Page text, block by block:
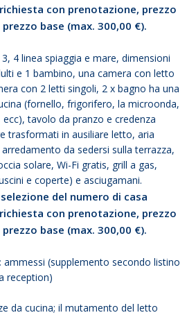
con prenotazione, prezzo
base (max. 300,00 €).
3, 4 linea spiaggia e mare, dimensioni
e 1 bambino, una camera con letto
con 2 letti singoli, 2 x bagno ha una
(fornello, frigorifero, la microonda,
tavolo da pranzo e credenza
trasformati in ausiliare letto, aria
da sedersi sulla terrazza,
solare, Wi-Fi gratis, grill a gas,
e coperte) e asciugamani.
del numero di casa
con prenotazione, prezzo
base (max. 300,00 €).
ammessi (supplemento secondo listino
reception)
da cucina; il mutamento del letto